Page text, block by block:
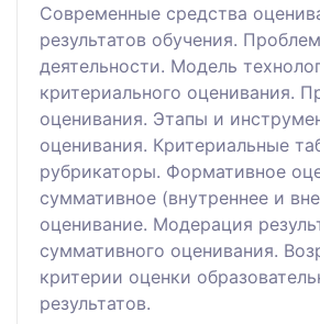
Современные средства
результатов обучения.
деятельности. Модель
критериального оценивания.
оценивания. Этапы и
оценивания. Критериальные
рубрикаторы. Формативное
суммативное (внутреннее и
оценивание. Модерация
суммативного оценивания.
критерии оценки
результатов.